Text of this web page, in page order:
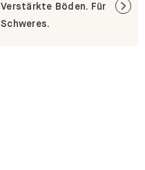
Verstärkte Böden. Für
Schweres.